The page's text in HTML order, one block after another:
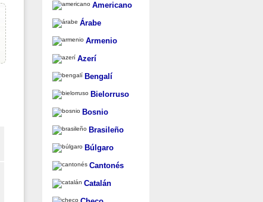
Americano
Árabe
Armenio
Azerí
Bengalí
Bielorruso
Bosnio
Brasileño
Búlgaro
Cantonés
Catalán